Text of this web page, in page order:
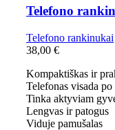
Telefono
Telefono rankinukai
38,00 €
Kompaktiškas ir
Telefonas visada po
Tinka aktyviam
Lengvas ir patogus
Viduje pamušalas